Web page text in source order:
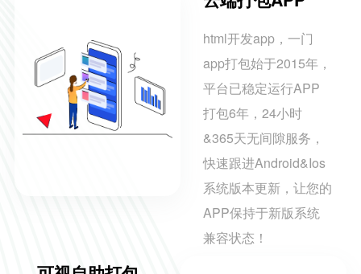
html开发app，一门
app打包始于2015年，
平台已稳定运行APP
打包6年，24小时
&365天无间隙服务，
快速跟进Android&Ios
系统版本更新，让您的
APP保持于新版系统
兼容状态！